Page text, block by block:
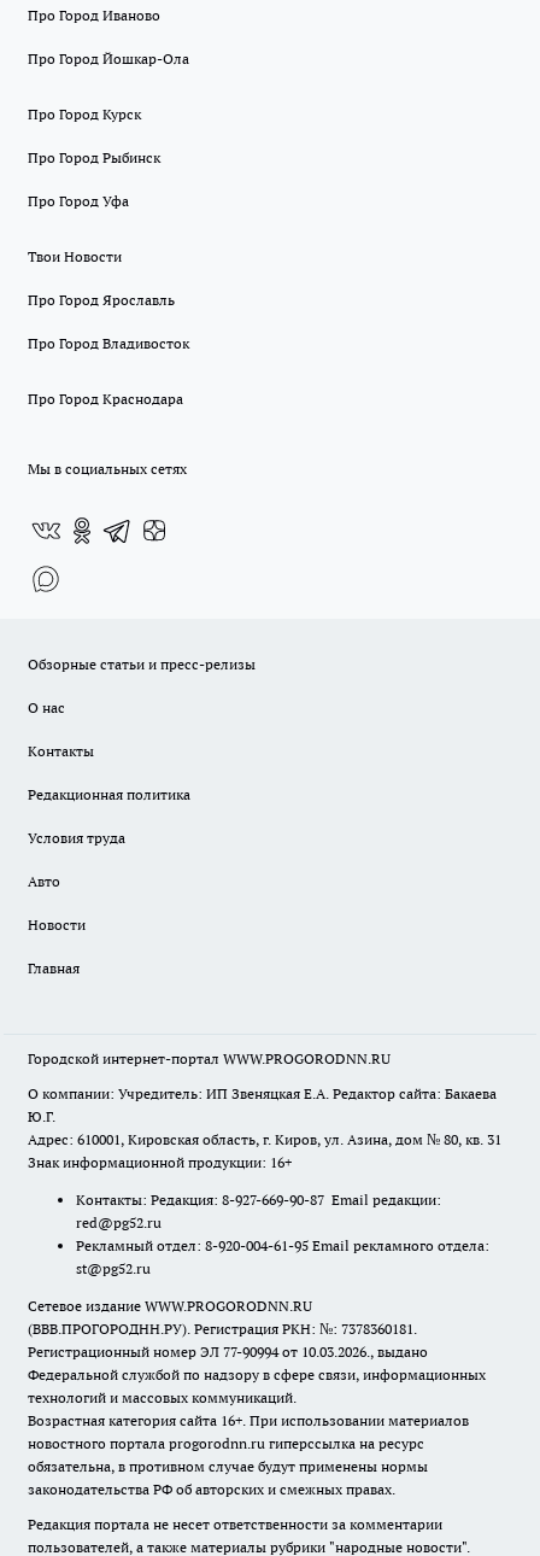
Про Город Иваново
Про Город Йошкар-Ола
Про Город Курск
Про Город Рыбинск
Про Город Уфа
Твои Новости
Про Город Ярославль
Про Город Владивосток
Про Город Краснодара
Мы в социальных сетях
Обзорные статьи и пресс-релизы
О нас
Контакты
Редакционная политика
Условия труда
Авто
Новости
Главная
Городской интернет-портал WWW.PROGORODNN.RU
О компании: Учредитель: ИП Звеняцкая Е.А. Редактор сайта: Бакаева
Ю.Г.
Адрес: 610001, Кировская область, г. Киров, ул. Азина, дом № 80, кв. 31
Знак информационной продукции: 16+
Контакты: Редакция: 8-927-669-90-87 Email редакции:
red@pg52.ru
Рекламный отдел: 8-920-004-61-95 Email рекламного отдела:
st@pg52.ru
Сетевое издание WWW.PROGORODNN.RU
(ВВВ.ПРОГОРОДНН.РУ). Регистрация РКН: №: 7378360181.
Регистрационный номер ЭЛ 77-90994 от 10.03.2026., выдано
Федеральной службой по надзору в сфере связи, информационных
технологий и массовых коммуникаций.
Возрастная категория сайта 16+. При использовании материалов
новостного портала progorodnn.ru гиперссылка на ресурс
обязательна, в противном случае будут применены нормы
законодательства РФ об авторских и смежных правах.
Редакция портала не несет ответственности за комментарии
пользователей, а также материалы рубрики "народные новости".